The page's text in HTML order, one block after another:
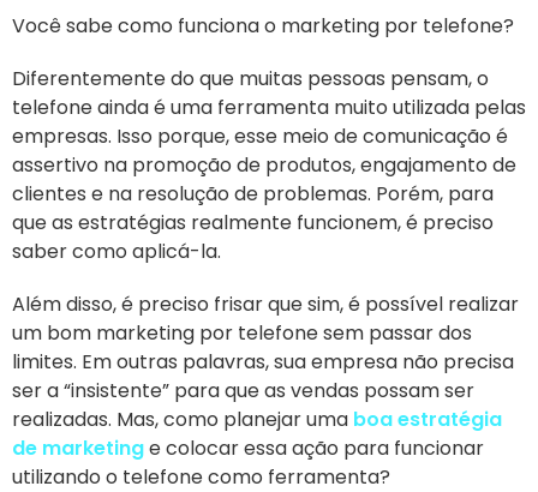
Você sabe como funciona o marketing por telefone?
Diferentemente do que muitas pessoas pensam, o
telefone ainda é uma ferramenta muito utilizada pelas
empresas. Isso porque, esse meio de comunicação é
assertivo na promoção de produtos, engajamento de
clientes e na resolução de problemas. Porém, para
que as estratégias realmente funcionem, é preciso
saber como aplicá-la.
Além disso, é preciso frisar que sim, é possível realizar
um bom marketing por telefone sem passar dos
limites. Em outras palavras, sua empresa não precisa
ser a “insistente” para que as vendas possam ser
realizadas. Mas, como planejar uma boa estratégia
de marketinge colocar essa ação para funcionar
utilizando o telefone como ferramenta?